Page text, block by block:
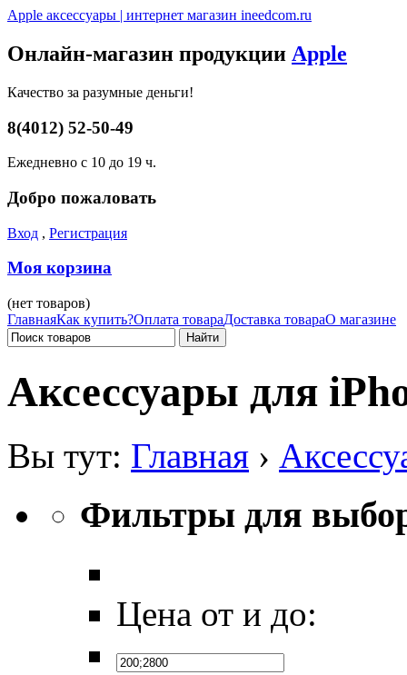
Apple аксессуары | интернет магазин ineedcom.ru
Онлайн-магазин продукции Apple
Качество за разумные деньги!
8(4012) 52-50-49
Ежедневно с 10 до 19 ч.
Добро пожаловать
Вход , Регистрация
Моя корзина
(нет товаров)
ГлавнаяКак купить?Оплата товараДоставка товараО магазине
Аксессуары для
Вы тут: Главная ›
Фильтры для
Цена от и до: